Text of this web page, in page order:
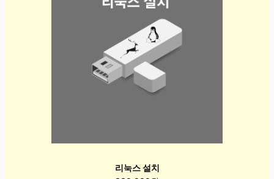
리눅스 설치